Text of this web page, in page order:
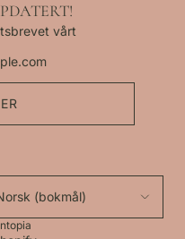
vårt
(bokmål)